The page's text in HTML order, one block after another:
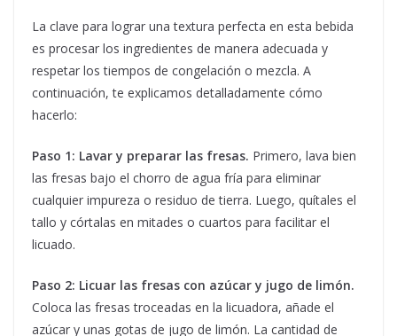
La clave para lograr una textura perfecta en esta bebida
es procesar los ingredientes de manera adecuada y
respetar los tiempos de congelación o mezcla. A
continuación, te explicamos detalladamente cómo
hacerlo:
Paso 1: Lavar y preparar las fresas. Primero, lava bien
las fresas bajo el chorro de agua fría para eliminar
cualquier impureza o residuo de tierra. Luego, quítales el
tallo y córtalas en mitades o cuartos para facilitar el
licuado.
Paso 2: Licuar las fresas con azúcar y jugo de limón.
Coloca las fresas troceadas en la licuadora, añade el
azúcar y unas gotas de jugo de limón. La cantidad de